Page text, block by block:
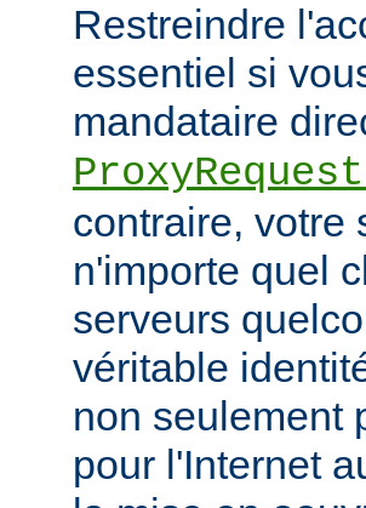
Restreindre
essentiel si
mandataire
contraire, votre
n'importe quel
serveurs
véritable
non seulement
pour l'Internet